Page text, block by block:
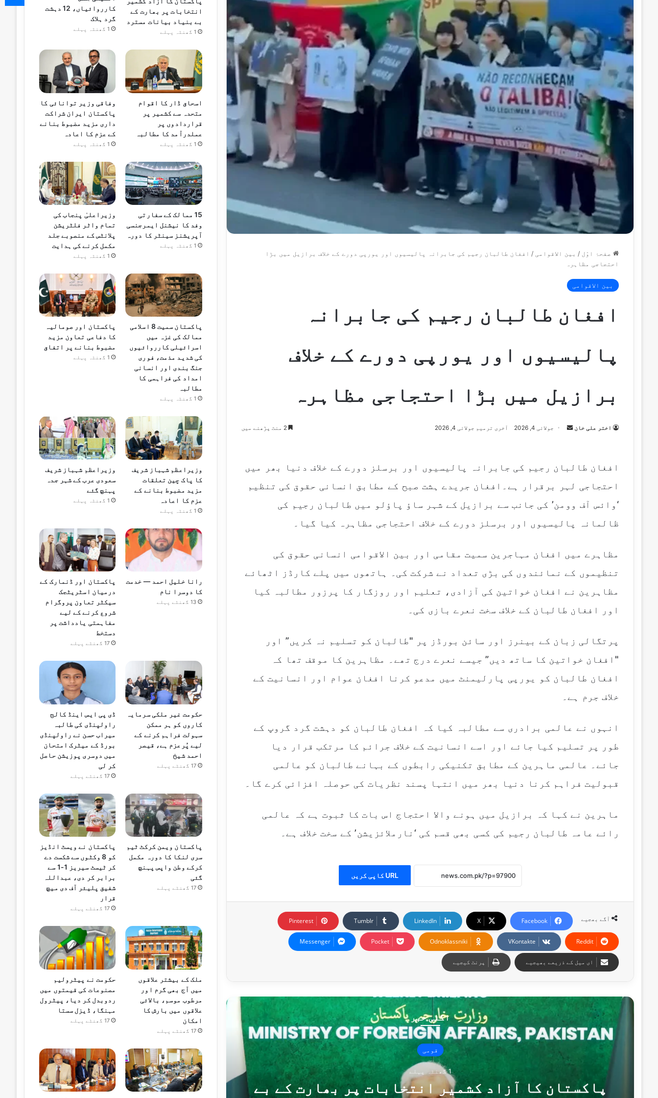
صفحۂ اوّل / بین الاقوامی / افغان طالبان رجیم کی جابرانہ پالیسیوں اور یورپی دورے کے خلاف برازیل میں بڑا
احتجاجی مظاہرہ
بین الاقوامی
افغان طالبان رجیم کی جابرانہ
پالیسیوں اور یورپی دورے کے خلاف
برازیل میں بڑا احتجاجی مظاہرہ
اختر علی خان
Send جولائی 4, 2026 آخری ترمیم جولائی 4, 2026 2 منٹ پڑھنے میں
افغان طالبان رجیم کی جابرانہ پالیسیوں اور برسلز دورے کے خلاف دنیا بھر میں
احتجاجی لہر برقرار ہے۔افغان جریدے ہشت صبح کے مطابق انسانی حقوق کی تنظیم
‘وائس آف وومن’ کی جانب سے برازیل کے شہر ساؤ پاؤلو میں طالبان رجیم کی
ظالمانہ پالیسیوں اور برسلز دورے کے خلاف احتجاجی مظاہرہ کیا گیا۔
مظاہرے میں افغان مہاجرین سمیت مقامی اور بین الاقوامی انسانی حقوق کی
تنظیموں کے نمائندوں کی بڑی تعداد نے شرکت کی۔ ہاتھوں میں پلے کارڈز اٹھائے
مظاہرین نے افغان خواتین کی آزادی، تعلیم اور روزگار کا پرزور مطالبہ کیا
اور افغان طالبان کے خلاف سخت نعرے بازی کی۔
پرتگالی زبان کے بینرز اور سائن بورڈز پر "طالبان کو تسلیم نہ کریں” اور
"افغان خواتین کا ساتھ دیں” جیسے نعرے درج تھے۔ مظاہرین کا موقف تھا کہ
افغان طالبان کو یورپی پارلیمنٹ میں مدعو کرنا افغان عوام اور انسانیت کے
خلاف جرم ہے۔
انہوں نے عالمی برادری سے مطالبہ کیا کہ افغان طالبان کو دہشت گرد گروپ کے
طور پر تسلیم کیا جائے اور اسے انسانیت کے خلاف جرائم کا مرتکب قرار دیا
جائے۔ عالمی ماہرین کے مطابق تکنیکی رابطوں کے بہانے طالبان کو عالمی
قبولیت فراہم کرنا دنیا بھر میں انتہا پسند نظریات کی حوصلہ افزائی کرے گا۔
ماہرین نے کہا کہ برازیل میں ہونے والا احتجاج اس بات کا ثبوت ہے کہ عالمی
رائے عامہ طالبان رجیم کی کسی بھی قسم کی ‘نارملائزیشن’ کے سخت خلاف ہے۔
URL کاپی کریں
آگے بھجیے Facebook
X
LinkedIn
Tumblr
Pinterest
Reddit
VKontakte
Odnoklassniki
Pocket
Messenger
ای میل کے ذریعے بھیجیے پرنٹ کیجیے
اگلی خبر
قومی
1 گھنٹہ پہلے
پاکستان کا آزاد کشمیر انتخابات پر بھارت کے بے
انتخابات پر بھارت کے
بے بنیاد بیانات مسترد
1 گھنٹہ پہلے
کارروائیاں، 12 دہشت
گرد ہلاک
1 گھنٹہ پہلے
اسحاق ڈار کا اقوام
متحدہ سے کشمیر پر
قراردادوں پر
عملدرآمد کا مطالبہ
1 گھنٹہ پہلے
وفاقی وزیر توانائی کا
پاکستان ایران شراکت
داری مزید مضبوط بنانے
کے عزم کا اعادہ
1 گھنٹہ پہلے
15 ممالک کے سفارتی
وفد کا نیشنل ایمرجنسی
آپریشنز سینٹر کا دورہ
1 گھنٹہ پہلے
وزیراعلیٰ پنجاب کی
تمام واٹر فلٹریشن
پلانٹس کے منصوبے جلد
مکمل کرنے کی ہدایت
1 گھنٹہ پہلے
پاکستان سمیت 8 اسلامی
ممالک کی غزہ میں
اسرائیلی کارروائیوں
کی شدید مذمت، فوری
جنگ بندی اور انسانی
امداد کی فراہمی کا
مطالبہ
1 گھنٹہ پہلے
پاکستان اور صومالیہ
کا دفاعی تعاون مزید
مضبوط بنانے پر اتفاق
1 گھنٹہ پہلے
وزیراعظم شہباز شریف
کا پاک چین تعلقات
مزید مضبوط بنانے کے
عزم کا اعادہ
1 گھنٹہ پہلے
وزیراعظم شہباز شریف
سعودی عرب کے شہر جدہ
پہنچ گئے
1 گھنٹہ پہلے
رانا خلیل احمد — خدمت
کا دوسرا نام
13 گھنٹے پہلے
پاکستان اور ڈنمارک کے
درمیان اسٹریٹجک
سیکٹر تعاون پروگرام
شروع کرنے کے لیے
مفاہمتی یادداشت پر
دستخط
17 گھنٹے پہلے
حکومت غیر ملکی سرمایہ
کاروں کو ہر ممکن
سہولت فراہم کرنے کے
لیے پُرعزم ہے، قیصر
احمد شیخ
17 گھنٹے پہلے
ڈی پی ایس اینڈ کالج
راولپنڈی کی طالبہ
میراب حسن نے راولپنڈی
بورڈ کے میٹرک امتحان
میں دوسری پوزیشن حاصل
کر لی
17 گھنٹے پہلے
پاکستان ویمن کرکٹ ٹیم
سری لنکا کا دورہ مکمل
کرکے وطن واپس پہنچ
گئی
17 گھنٹے پہلے
پاکستان نے ویسٹ انڈیز
کو 8 وکٹوں سے شکست دے
کر ٹیسٹ سیریز 1-1 سے
برابر کر دی، عبداللہ
شفیق پلیئر آف دی میچ
قرار
17 گھنٹے پہلے
ملک کے بیشتر علاقوں
میں آج بھی گرم اور
مرطوب موسم، بالائی
علاقوں میں بارش کا
امکان
17 گھنٹے پہلے
حکومت نے پیٹرولیم
مصنوعات کی قیمتوں میں
ردوبدل کر دیا، پیٹرول
مہنگا، ڈیزل سستا
17 گھنٹے پہلے